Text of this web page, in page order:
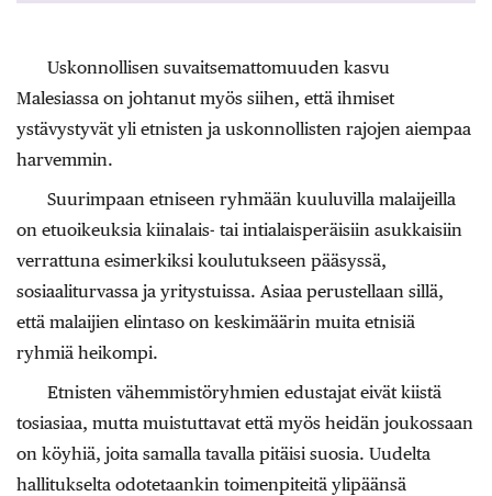
Uskonnollisen suvaitsemattomuuden kasvu
Malesiassa on johtanut myös siihen, että ihmiset
ystävystyvät yli etnisten ja uskonnollisten rajojen aiempaa
harvemmin.
Suurimpaan etniseen ryhmään kuuluvilla malaijeilla
on etuoikeuksia kiinalais- tai intialaisperäisiin asukkaisiin
verrattuna esimerkiksi koulutukseen pääsyssä,
sosiaaliturvassa ja yritystuissa. Asiaa perustellaan sillä,
että malaijien elintaso on keskimäärin muita etnisiä
ryhmiä heikompi.
Etnisten vähemmistöryhmien edustajat eivät kiistä
tosiasiaa, mutta muistuttavat että myös heidän joukossaan
on köyhiä, joita samalla tavalla pitäisi suosia. Uudelta
hallitukselta odotetaankin toimenpiteitä ylipäänsä